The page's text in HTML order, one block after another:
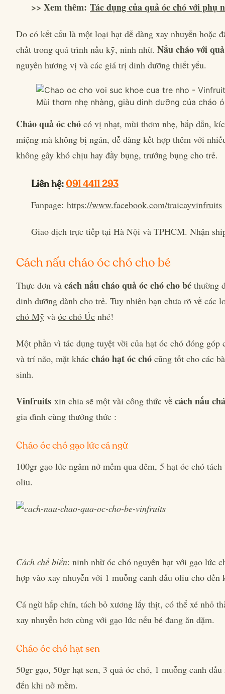
>> Xem thêm: Tác dụng của quả óc chó với phụ
Do có kết cấu là một loại hạt dễ dàng xay nhuyễn hoặc
chất trong quá trình nấu kỹ, ninh nhừ. Nấu cháo với
nguyên hương vị và các giá trị dinh dưỡng thiết yếu.
Mùi thơm nhẹ nhàng, giàu dinh dưỡng của cháo
Cháo quả óc chó có vị nhạt, mùi thơm nhẹ, hấp dẫn,
miệng mà không bị ngán, dễ dàng kết hợp thêm với
không gây khó chịu hay đầy bụng, trướng bụng cho trẻ.
Liên hệ:091 4411 293
Fanpage: https://www.facebook.com/traicayvinfruits
Giao dịch trực tiếp tại Hà Nội và TPHCM. Nhận
Cách nấu cháo óc chó cho bé
Thực đơn và cách nấu cháo quả óc chó cho bé thường
dinh dưỡng dành cho trẻ. Tuy nhiên bạn chưa rõ về các
chó Mỹ và óc chó Úc nhé!
Một phần vì tác dụng tuyệt vời của hạt óc chó đóng góp
và trí não, mặt khác cháo hạt óc chó cũng tốt cho các
sinh.
Vinfruits xin chia sẽ một vài công thức về cách nấu
gia đình cùng thưởng thức :
Cháo óc chó gạo lức cá ngừ
100gr gạo lức ngâm nở mềm qua đêm, 5 hạt óc chó
oliu.
Cách chế biến: ninh nhừ óc chó nguyên hạt với gạo lức
hợp vào xay nhuyễn với 1 muỗng canh dầu oliu cho
Cá ngừ hấp chín, tách bỏ xương lấy thịt, có thể xé nhỏ
xay nhuyễn hơn cùng với gạo lức nếu bé đang ăn dặm.
Cháo óc chó hạt sen
50gr gạo, 50gr hạt sen, 3 quả óc chó, 1 muỗng canh
đến khi nở mềm.